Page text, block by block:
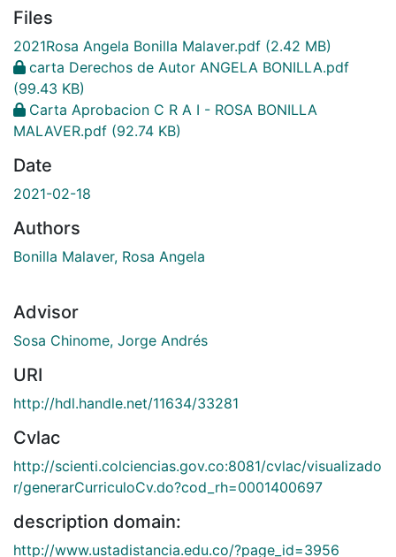
Files
2021Rosa Angela Bonilla Malaver.pdf (2.42 MB)
carta Derechos de Autor ANGELA BONILLA.pdf
(99.43 KB)
Carta Aprobacion C R A I - ROSA BONILLA
MALAVER.pdf (92.74 KB)
Date
2021-02-18
Authors
Bonilla Malaver, Rosa Angela
Advisor
Sosa Chinome, Jorge Andrés
URI
http://hdl.handle.net/11634/33281
Cvlac
http://scienti.colciencias.gov.co:8081/cvlac/visualizado
r/generarCurriculoCv.do?cod_rh=0001400697
description domain:
http://www.ustadistancia.edu.co/?page_id=3956